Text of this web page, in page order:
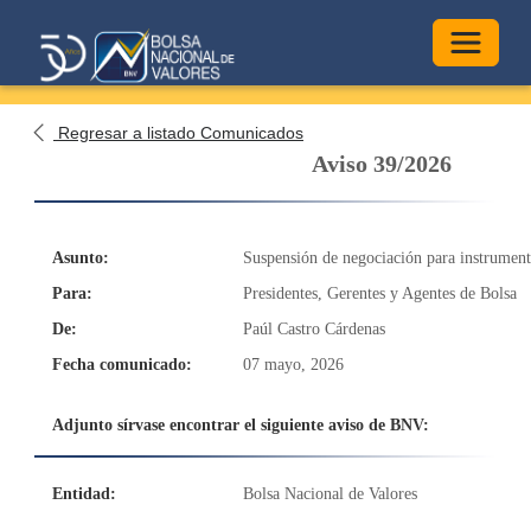
Regresar a listado Comunicados
Aviso 39/2026
Asunto:
Suspensión de negociación para
Para:
Presidentes, Gerentes y Agentes de Bolsa
De:
Paúl Castro Cárdenas
Fecha comunicado:
07 mayo, 2026
Adjunto sírvase encontrar el siguiente aviso de BNV:
Entidad:
Bolsa Nacional de Valores